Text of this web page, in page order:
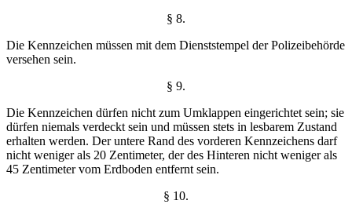
§ 8.
Die Kennzeichen müssen mit dem Dienststempel der Polizeibehörde
versehen sein.
§ 9.
Die Kennzeichen dürfen nicht zum Umklappen eingerichtet sein; sie
dürfen niemals verdeckt sein und müssen stets in lesbarem Zustand
erhalten werden. Der untere Rand des vorderen Kennzeichens darf
nicht weniger als 20 Zentimeter, der des Hinteren nicht weniger als
45 Zentimeter vom Erdboden entfernt sein.
§ 10.